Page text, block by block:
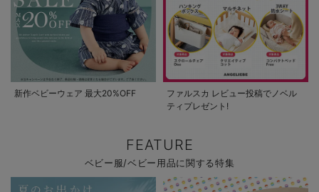
新作ベビーウェア 最大20%OFF
ファルスカ レビュー投稿でノベル
ティプレゼント!
FEATURE
ベビー服/ベビー用品に関する特集